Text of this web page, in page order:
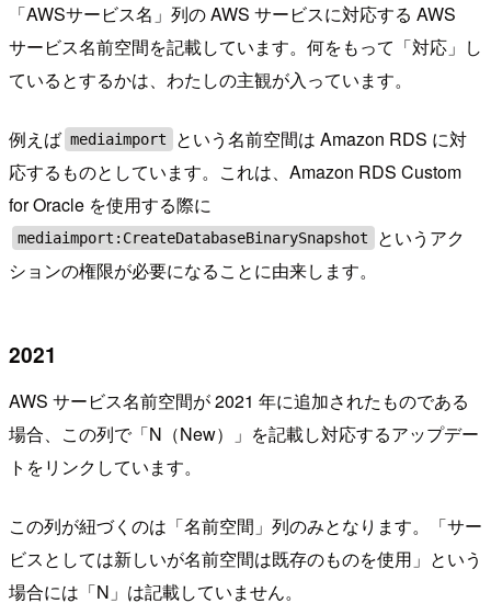
「AWSサービス名」列の AWS サービスに対応する AWS
サービス名前空間を記載しています。何をもって「対応」し
ているとするかは、わたしの主観が入っています。
例えば mediaimport
という名前空間は Amazon RDS に対
応するものとしています。これは、Amazon RDS Custom
for Oracle を使用する際に
mediaimport:CreateDatabaseBinarySnapshot
というアク
ションの権限が必要になることに由来します。
2021
AWS サービス名前空間が 2021 年に追加されたものである
場合、この列で「N（New）」を記載し対応するアップデー
トをリンクしています。
この列が紐づくのは「名前空間」列のみとなります。「サー
ビスとしては新しいが名前空間は既存のものを使用」という
場合には「N」は記載していません。